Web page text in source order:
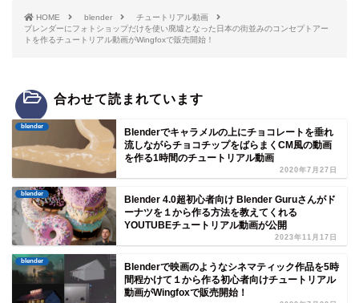
HOME blender
チュートリアル動画
ブレンダーにフォトショップだけを使い廃墟となった日本の街並みのコンセプトアー
トを作るチュートリアル動画がWingfoxで販売開始！
合わせて読まれています
blender
Blenderでキャラメルの上にチョコレートを垂れ
流しながらチョコチップをばらまくCM風の動画
を作る1時間のチュートリアル動画
2020年7月27日
blender
Blender 4.0超初心者向け Blender Guruさんがド
ーナツを１から作る方法を教えてくれる
YOUTUBEチュートリアル動画が公開
2023年11月17日
blender
Blenderで映画のようなシネマティック作品を5時
間程かけて１から作る初心者向けチュートリアル
動画がWingfoxで販売開始！